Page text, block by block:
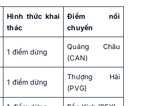
Hình thức khai
thác
Điểm nối
chuyến
1 điểm dừng
Quảng Châu
(CAN)
1 điểm dừng
Thượng Hải
(PVG)